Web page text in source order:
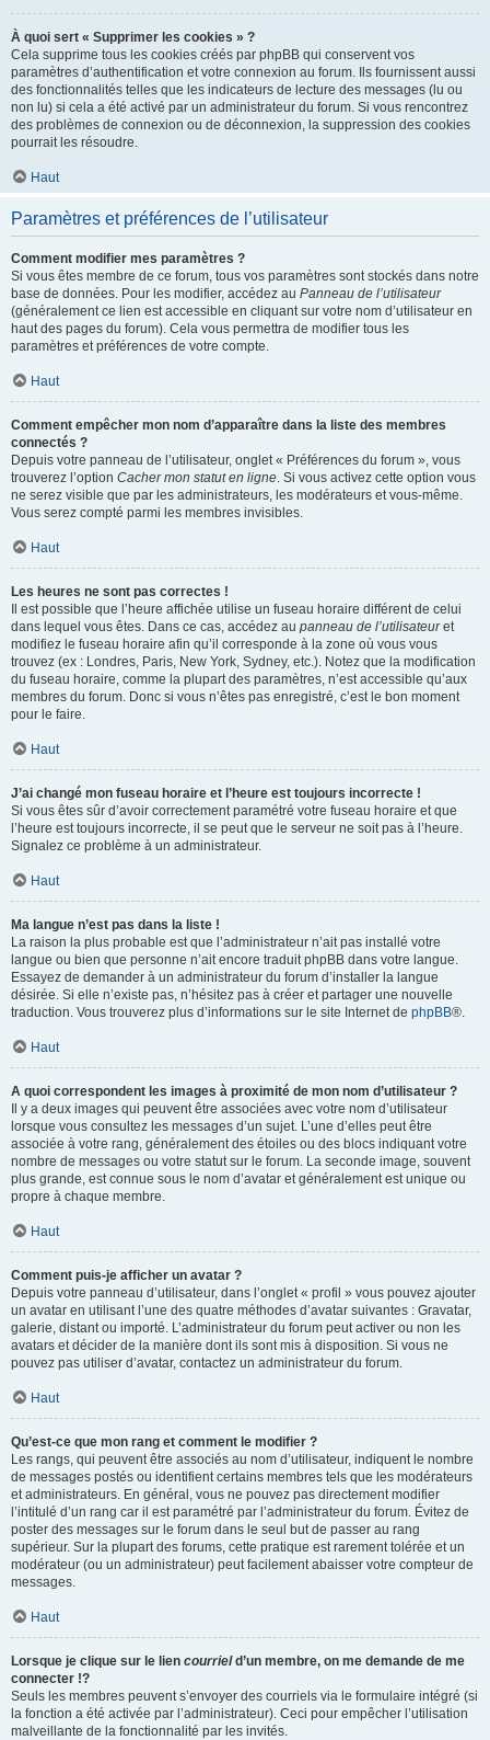
À quoi sert « Supprimer les cookies » ?
Cela supprime tous les cookies créés par phpBB qui conservent vos
paramètres d’authentification et votre connexion au forum. Ils fournissent aussi
des fonctionnalités telles que les indicateurs de lecture des messages (lu ou
non lu) si cela a été activé par un administrateur du forum. Si vous rencontrez
des problèmes de connexion ou de déconnexion, la suppression des cookies
pourrait les résoudre.
Haut
Paramètres et préférences de l’utilisateur
Comment modifier mes paramètres ?
Si vous êtes membre de ce forum, tous vos paramètres sont stockés dans notre
base de données. Pour les modifier, accédez au Panneau de l’utilisateur
(généralement ce lien est accessible en cliquant sur votre nom d’utilisateur en
haut des pages du forum). Cela vous permettra de modifier tous les
paramètres et préférences de votre compte.
Haut
Comment empêcher mon nom d’apparaître dans la liste des membres
connectés ?
Depuis votre panneau de l’utilisateur, onglet « Préférences du forum », vous
trouverez l’option Cacher mon statut en ligne. Si vous activez cette option vous
ne serez visible que par les administrateurs, les modérateurs et vous-même.
Vous serez compté parmi les membres invisibles.
Haut
Les heures ne sont pas correctes !
Il est possible que l’heure affichée utilise un fuseau horaire différent de celui
dans lequel vous êtes. Dans ce cas, accédez au panneau de l’utilisateuret
modifiez le fuseau horaire afin qu’il corresponde à la zone où vous vous
trouvez (ex : Londres, Paris, New York, Sydney, etc.). Notez que la modification
du fuseau horaire, comme la plupart des paramètres, n’est accessible qu’aux
membres du forum. Donc si vous n’êtes pas enregistré, c’est le bon moment
pour le faire.
Haut
J’ai changé mon fuseau horaire et l’heure est toujours incorrecte !
Si vous êtes sûr d’avoir correctement paramétré votre fuseau horaire et que
l’heure est toujours incorrecte, il se peut que le serveur ne soit pas à l’heure.
Signalez ce problème à un administrateur.
Haut
Ma langue n’est pas dans la liste !
La raison la plus probable est que l’administrateur n’ait pas installé votre
langue ou bien que personne n’ait encore traduit phpBB dans votre langue.
Essayez de demander à un administrateur du forum d’installer la langue
désirée. Si elle n’existe pas, n’hésitez pas à créer et partager une nouvelle
traduction. Vous trouverez plus d’informations sur le site Internet de phpBB®.
Haut
A quoi correspondent les images à proximité de mon nom d’utilisateur ?
Il y a deux images qui peuvent être associées avec votre nom d’utilisateur
lorsque vous consultez les messages d’un sujet. L’une d’elles peut être
associée à votre rang, généralement des étoiles ou des blocs indiquant votre
nombre de messages ou votre statut sur le forum. La seconde image, souvent
plus grande, est connue sous le nom d’avatar et généralement est unique ou
propre à chaque membre.
Haut
Comment puis-je afficher un avatar ?
Depuis votre panneau d’utilisateur, dans l’onglet « profil » vous pouvez ajouter
un avatar en utilisant l’une des quatre méthodes d’avatar suivantes : Gravatar,
galerie, distant ou importé. L’administrateur du forum peut activer ou non les
avatars et décider de la manière dont ils sont mis à disposition. Si vous ne
pouvez pas utiliser d’avatar, contactez un administrateur du forum.
Haut
Qu’est-ce que mon rang et comment le modifier ?
Les rangs, qui peuvent être associés au nom d’utilisateur, indiquent le nombre
de messages postés ou identifient certains membres tels que les modérateurs
et administrateurs. En général, vous ne pouvez pas directement modifier
l’intitulé d’un rang car il est paramétré par l’administrateur du forum. Évitez de
poster des messages sur le forum dans le seul but de passer au rang
supérieur. Sur la plupart des forums, cette pratique est rarement tolérée et un
modérateur (ou un administrateur) peut facilement abaisser votre compteur de
messages.
Haut
Lorsque je clique sur le lien courrield’un membre, on me demande de me
connecter !?
Seuls les membres peuvent s’envoyer des courriels via le formulaire intégré (si
la fonction a été activée par l’administrateur). Ceci pour empêcher l’utilisation
malveillante de la fonctionnalité par les invités.